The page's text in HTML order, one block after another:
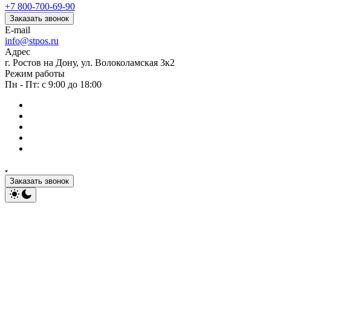
+7 800-700-69-90
Заказать звонок
E-mail
info@stpos.ru
Адрес
г. Ростов на Дону, ул. Волоколамская 3к2
Режим работы
Пн - Пт: с 9:00 до 18:00
Заказать звонок